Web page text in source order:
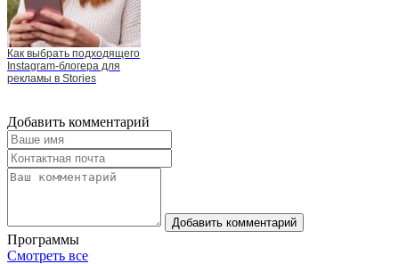
Как выбрать подходящего
Instagram-блогера для
рекламы в Stories
Добавить комментарий
Добавить комментарий
Программы
Смотреть все